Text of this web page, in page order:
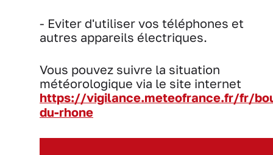
- Eviter d'utiliser vos téléphones et
autres appareils électriques.
Vous pouvez suivre la situation
météorologique via le site internet
https://vigilance.meteofrance.fr/fr/
du-rhone